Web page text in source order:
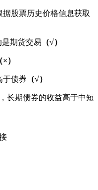
股票历史价格信息获取
是期货交易 （√）
×）
于债券 （√）
长期债券的收益高于中短